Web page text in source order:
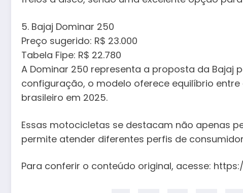
5. Bajaj Dominar 250
Preço sugerido: R$ 23.000
Tabela Fipe: R$ 22.780
A Dominar 250 representa a proposta da Bajaj
configuração, o modelo oferece equilíbrio
brasileiro em 2025.
Essas motocicletas se destacam não apenas
permite atender diferentes perfis de
Para conferir o conteúdo original, acesse: